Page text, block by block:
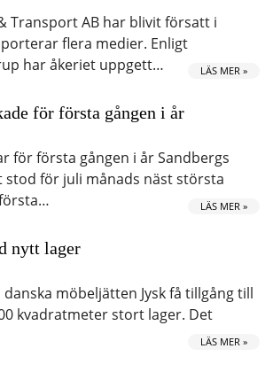
Transport AB har blivit försatt i
flera medier. Enligt
har åkeriet uppgett…
LÄS MER »
för första gången i år
för första gången i år Sandbergs
stod för juli månads näst största
LÄS MER »
nytt lager
möbeljätten Jysk få tillgång till
kvadratmeter stort lager. Det
LÄS MER »